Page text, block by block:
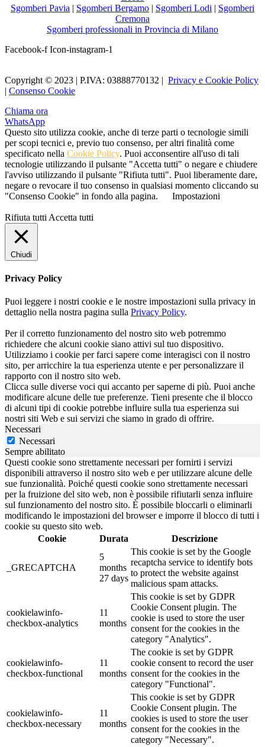
Sgomberi Pavia | Sgomberi Bergamo | Sgomberi Lodi | Sgomberi
Cremona
Sgomberi professionali in Provincia di Milano
Facebook-f Icon-instagram-1
Copyright © 2023 | P.IVA: 03888770132 | Privacy e Cookie Policy
| Consenso Cookie
Chiama ora
WhatsApp
Questo sito utilizza cookie, anche di terze parti o tecnologie simili
per scopi tecnici e, previo tuo consenso, per altri finalità come
specificato nella Cookie Policy. Puoi acconsentire all'uso di tali
tecnologie utilizzando il pulsante "Accetta tutti" o negare e chiudere
l'avviso utilizzando il pulsante "Rifiuta tutti". Puoi liberamente dare,
negare o revocare il tuo consenso in qualsiasi momento cliccando su
"Consenso Cookie" in fondo alla pagina.
Impostazioni
Rifiuta tutti Accetta tutti
Chiudi
Privacy Policy
Puoi leggere i nostri cookie e le nostre impostazioni sulla privacy in
dettaglio nella nostra pagina sulla Privacy Policy.
Per il corretto funzionamento del nostro sito web potremmo
richiedere che alcuni cookie siano attivi sul tuo dispositivo.
Utilizziamo i cookie per farci sapere come interagisci con il nostro
sito, per arricchire la tua esperienza utente e per personalizzare il
rapporto con il nostro sito web.
Clicca sulle diverse voci qui accanto per saperne di più. Puoi anche
modificare alcune delle tue preferenze. Tieni presente che il blocco
di alcuni tipi di cookie potrebbe influire sulla tua esperienza sui
nostri siti Web e sui servizi che siamo in grado di offrire.
Necessari
Necessari
Sempre abilitato
Questi cookie sono strettamente necessari per fornirti i servizi
disponibili attraverso il nostro sito web e per utilizzare alcune delle
sue funzionalità. Poiché questi cookie sono strettamente necessari
per la fruizione del sito web, non è possibile rifiutarli senza influire
sul funzionamento del nostro sito. È possibile bloccarli o eliminarli
modificando le impostazioni del browser e imporre il blocco di tutti i
cookie su questo sito web.
Cookie
Durata Descrizione
_GRECAPTCHA
5
months
27 days
This cookie is set by the Google
recaptcha service to identify bots
to protect the website against
malicious spam attacks.
cookielawinfo-
checkbox-analytics
11
months
This cookie is set by GDPR
Cookie Consent plugin. The
cookie is used to store the user
consent for the cookies in the
category "Analytics".
cookielawinfo-
checkbox-functional
11
months
The cookie is set by GDPR
cookie consent to record the user
consent for the cookies in the
category "Functional".
cookielawinfo-
checkbox-necessary
11
months
This cookie is set by GDPR
Cookie Consent plugin. The
cookies is used to store the user
consent for the cookies in the
category "Necessary".